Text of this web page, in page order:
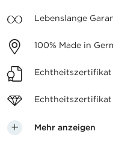
Lebenslange
100% Made in
Echtheitszertifikat
Mehr anzeigen